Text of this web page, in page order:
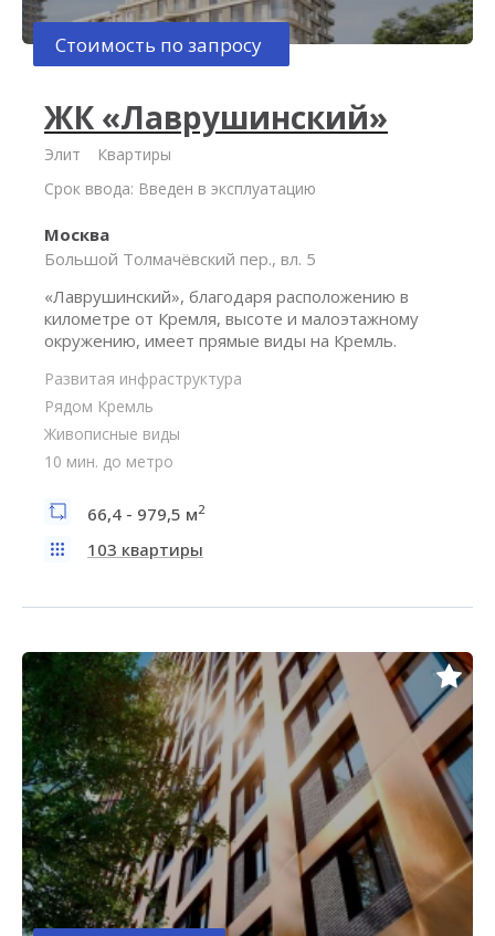
Стоимость по запросу
ЖК «Лаврушинский»
Элит
Квартиры
Срок ввода: Введен в эксплуатацию
Москва
Большой Толмачёвский пер., вл. 5
«Лаврушинский», благодаря расположению в
километре от Кремля, высоте и малоэтажному
окружению, имеет прямые виды на Кремль.
Развитая инфраструктура
Рядом Кремль
Живописные виды
10 мин. до метро
66,4 - 979,5 м2
103 квартиры